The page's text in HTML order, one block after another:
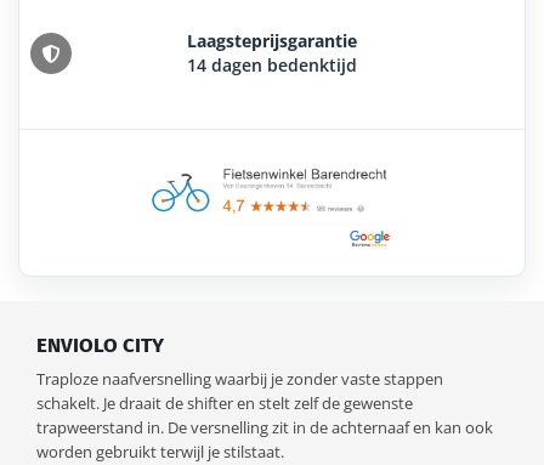
Laagsteprijsgarantie
14 dagen bedenktijd
ENVIOLO CITY
Traploze naafversnelling waarbij je zonder vaste stappen
schakelt. Je draait de shifter en stelt zelf de gewenste
trapweerstand in. De versnelling zit in de achternaaf en kan ook
worden gebruikt terwijl je stilstaat.